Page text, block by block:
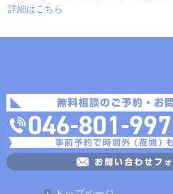
詳細はこちら